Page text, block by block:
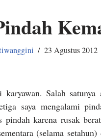
23 Agustus 2012
karyawan. Salah
saya mengalami
pindah karena rusak
(selama